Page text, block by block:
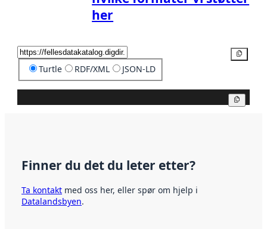
her
Turtle RDF/XML JSON-LD
Finner du det du leter etter?
Ta kontakt med oss her, eller spør om hjelp i
Datalandsbyen.